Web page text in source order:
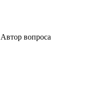
Автор вопроса